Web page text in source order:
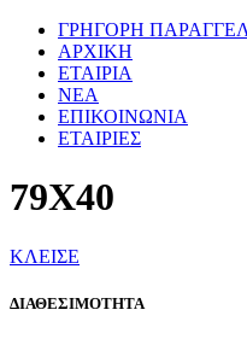
ΓΡΗΓΟΡΗ
ΑΡΧΙΚΗ
ΕΤΑΙΡΙΑ
ΝΕΑ
ΕΠΙΚΟΙΝΩΝΙΑ
ΕΤΑΙΡΙΕΣ
79Χ40
ΚΛΕΙΣΕ
ΔΙΑΘΕΣΙΜΟΤΗΤΑ